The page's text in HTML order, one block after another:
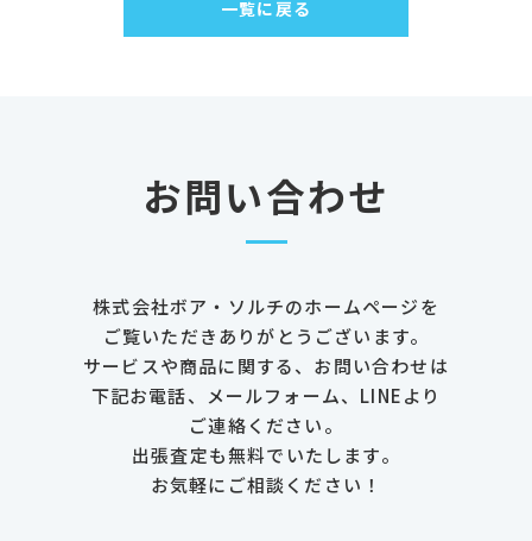
一覧に戻る
お問い合わせ
株式会社ボア・ソルチのホームページを
ご覧いただきありがとうございます。
サービスや商品に関する、お問い合わせは
下記お電話、メールフォーム、LINEより
ご連絡ください。
出張査定も無料でいたします。
お気軽にご相談ください！